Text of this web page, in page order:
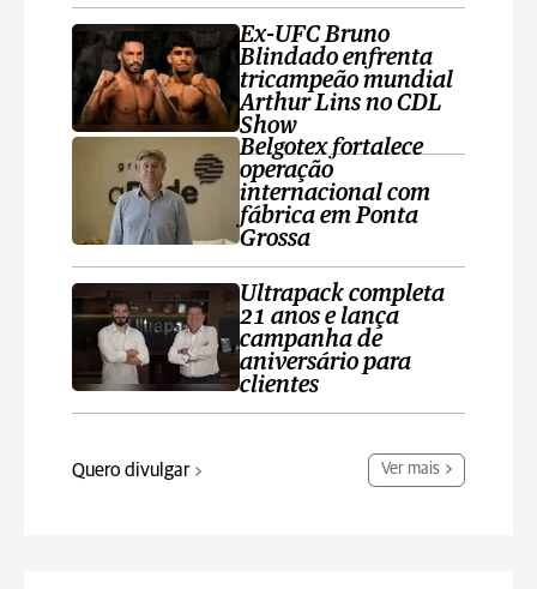
Ex-UFC Bruno
Blindado enfrenta
tricampeão mundial
Arthur Lins no CDL
Show
Belgotex fortalece
operação
internacional com
fábrica em Ponta
Grossa
Ultrapack completa
21 anos e lança
campanha de
aniversário para
clientes
Quero divulgar Ver mais